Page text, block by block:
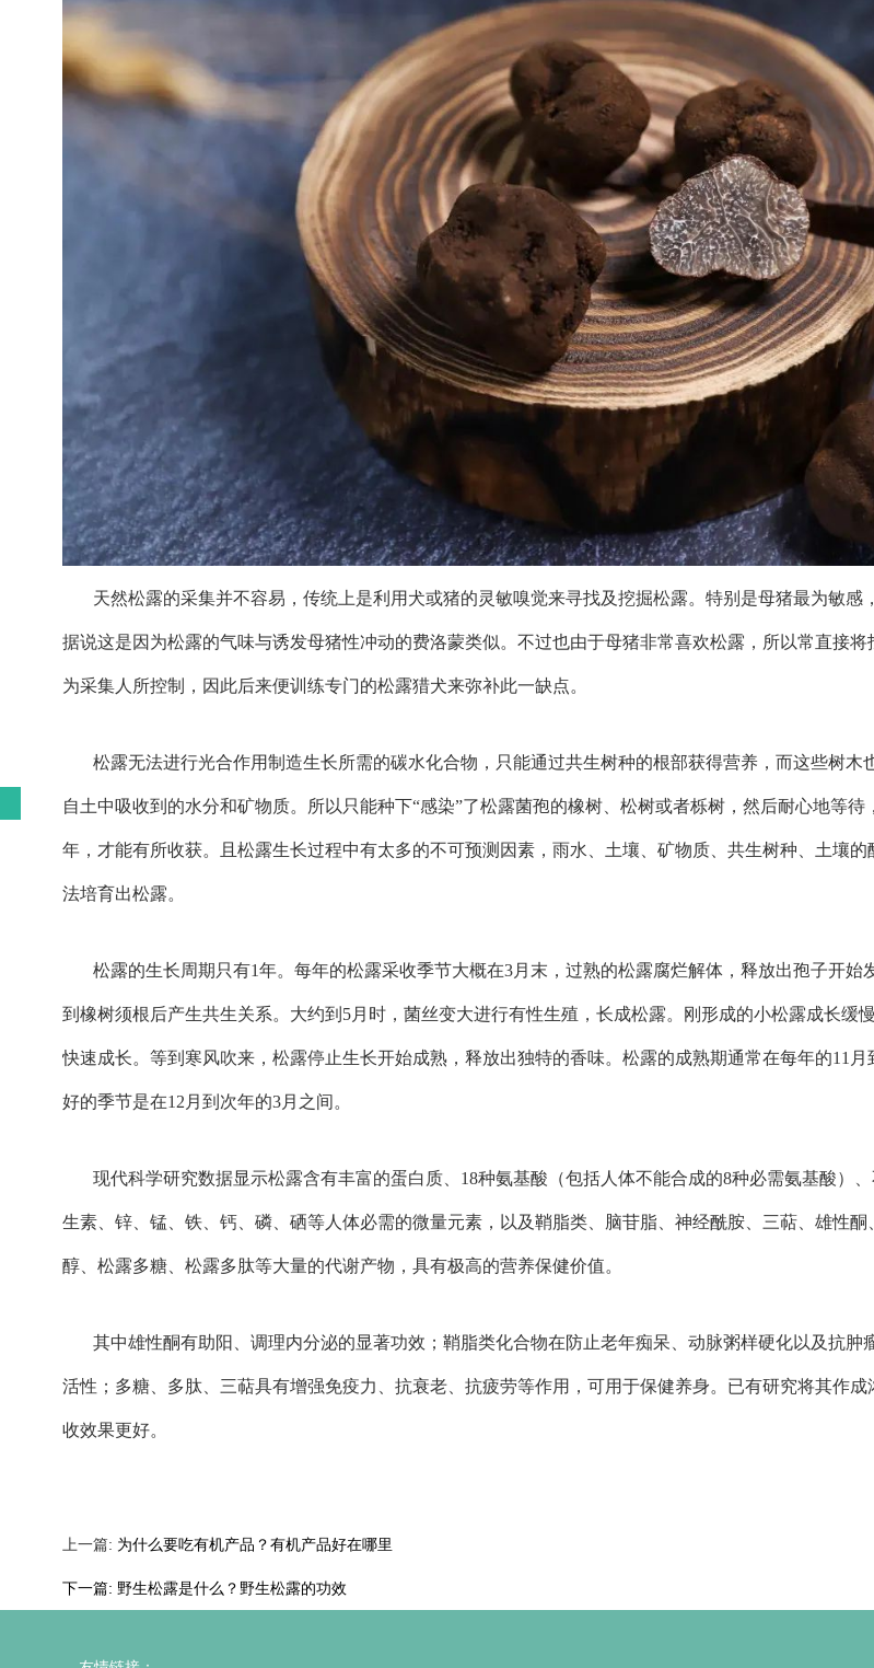
天然松露的采集并不容易，传统上是利用犬或猪的灵敏嗅觉来寻找及挖掘松露。特别是母猪最为敏感
据说这是因为松露的气味与诱发母猪性冲动的费洛蒙类似。不过也由于母猪非常喜欢松露，所以常直接将
为采集人所控制，因此后来便训练专门的松露猎犬来弥补此一缺点。
松露无法进行光合作用制造生长所需的碳水化合物，只能通过共生树种的根部获得营养，而这些树木
自土中吸收到的水分和矿物质。所以只能种下“感染”了松露菌孢的橡树、松树或者栎树，然后耐心地等待
年，才能有所收获。且松露生长过程中有太多的不可预测因素，雨水、土壤、矿物质、共生树种、土壤的
法培育出松露。
松露的生长周期只有1年。每年的松露采收季节大概在3月末，过熟的松露腐烂解体，释放出孢子开始
到橡树须根后产生共生关系。大约到5月时，菌丝变大进行有性生殖，长成松露。刚形成的小松露成长缓
快速成长。等到寒风吹来，松露停止生长开始成熟，释放出独特的香味。松露的成熟期通常在每年的11月
好的季节是在12月到次年的3月之间。
现代科学研究数据显示松露含有丰富的蛋白质、18种氨基酸（包括人体不能合成的8种必需氨基酸）
生素、锌、锰、铁、钙、磷、硒等人体必需的微量元素，以及鞘脂类、脑苷脂、神经酰胺、三萜、雄性酮
醇、松露多糖、松露多肽等大量的代谢产物，具有极高的营养保健价值。
其中雄性酮有助阳、调理内分泌的显著功效；鞘脂类化合物在防止老年痴呆、动脉粥样硬化以及抗肿
活性；多糖、多肽、三萜具有增强免疫力、抗衰老、抗疲劳等作用，可用于保健养身。已有研究将其作成
收效果更好。
上一篇: 为什么要吃有机产品？有机产品好在哪里
下一篇: 野生松露是什么？野生松露的功效